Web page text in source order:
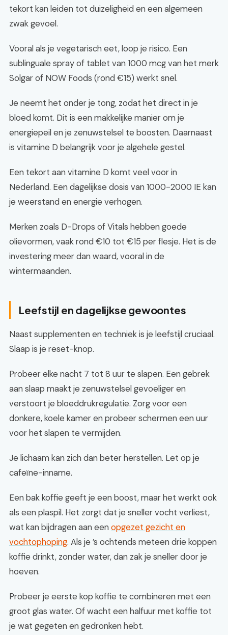
tekort kan leiden tot duizeligheid en een algemeen
zwak gevoel.
Vooral als je vegetarisch eet, loop je risico. Een
sublinguale spray of tablet van 1000 mcg van het merk
Solgar of NOW Foods (rond €15) werkt snel.
Je neemt het onder je tong, zodat het direct in je
bloed komt. Dit is een makkelijke manier om je
energiepeil en je zenuwstelsel te boosten. Daarnaast
is vitamine D belangrijk voor je algehele gestel.
Een tekort aan vitamine D komt veel voor in
Nederland. Een dagelijkse dosis van 1000-2000 IE kan
je weerstand en energie verhogen.
Merken zoals D-Drops of Vitals hebben goede
olievormen, vaak rond €10 tot €15 per flesje. Het is de
investering meer dan waard, vooral in de
wintermaanden.
Leefstijl en dagelijkse gewoontes
Naast supplementen en techniek is je leefstijl cruciaal.
Slaap is je reset-knop.
Probeer elke nacht 7 tot 8 uur te slapen. Een gebrek
aan slaap maakt je zenuwstelsel gevoeliger en
verstoort je bloeddrukregulatie. Zorg voor een
donkere, koele kamer en probeer schermen een uur
voor het slapen te vermijden.
Je lichaam kan zich dan beter herstellen. Let op je
cafeïne-inname.
Een bak koffie geeft je een boost, maar het werkt ook
als een plaspil. Het zorgt dat je sneller vocht verliest,
wat kan bijdragen aan eenopgezet gezicht en
vochtophoping. Als je ’s ochtends meteen drie koppen
koffie drinkt, zonder water, dan zak je sneller door je
hoeven.
Probeer je eerste kop koffie te combineren met een
groot glas water. Of wacht een halfuur met koffie tot
je wat gegeten en gedronken hebt.